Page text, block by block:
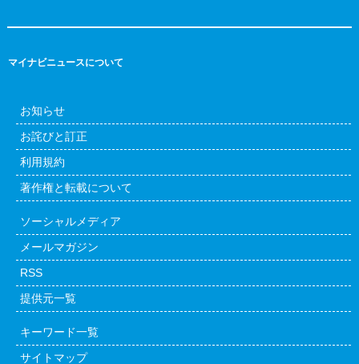
マイナビニュースについて
お知らせ
お詫びと訂正
利用規約
著作権と転載について
ソーシャルメディア
メールマガジン
RSS
提供元一覧
キーワード一覧
サイトマップ